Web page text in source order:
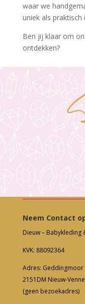
waar we
uniek als praktisch
Ben jij klaar om
ontdekken?
Neem Contact
Dieuw – Babykleding
KVK: 88092364
Adres: Geddingmoor
2151DM Nieuw-
(geen bezoekadres)